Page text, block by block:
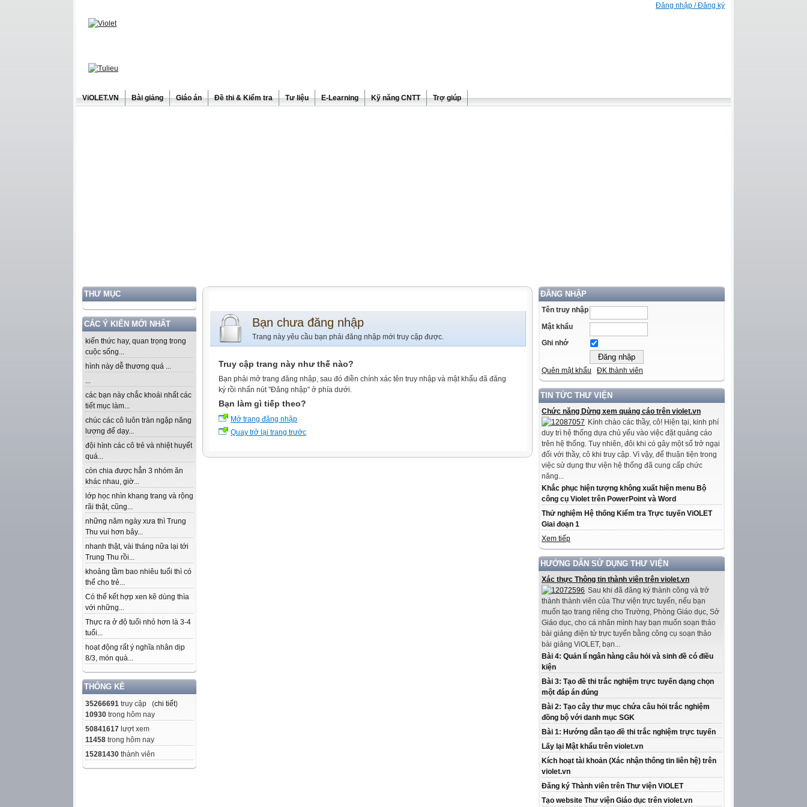
Đăng nhập / Đăng ký
ViOLET.VN Bài giảng Giáo án Đề thi & Kiểm tra Tư liệu E-Learning Kỹ năng CNTT Trợ giúp
THƯ MỤC
CÁC Ý KIẾN MỚI NHẤT
kiến thức hay, quan trọng trong
cuộc sống...
hình này dễ thương quá ...
...
các bạn này chắc khoái nhất các
tiết mục làm...
chúc các cô luôn tràn ngập năng
lượng để dạy...
đội hình các cô trẻ và nhiệt huyết
quá...
còn chia được hẳn 3 nhóm ăn
khác nhau, giờ...
lớp học nhìn khang trang và rộng
rãi thật, cũng...
những năm ngày xưa thì Trung
Thu vui hơn bây...
nhanh thật, vài tháng nữa lại tới
Trung Thu rồi...
khoảng tầm bao nhiêu tuổi thì có
thể cho trẻ...
Có thể kết hợp xen kẽ dùng thìa
với những...
Thực ra ở độ tuổi nhỏ hơn là 3-4
tuổi...
hoạt động rất ý nghĩa nhân dịp
8/3, món quà...
THỐNG KÊ
35266691 truy cập (chi tiết)
10930 trong hôm nay
50841617 lượt xem
11458 trong hôm nay
15281430 thành viên
ĐĂNG NHẬP
Tên truy nhập
Mật khẩu
Ghi nhớ
Quên mật khẩu ĐK thành viên
TIN TỨC THƯ VIỆN
Chức năng Dừng xem quảng cáo trên violet.vn
Kính chào các thầy, cô! Hiện tại, kinh phí
duy trì hệ thống dựa chủ yếu vào việc đặt quảng cáo
trên hệ thống. Tuy nhiên, đôi khi có gây một số trở ngại
đối với thầy, cô khi truy cập. Vì vậy, để thuận tiện trong
việc sử dụng thư viện hệ thống đã cung cấp chức
năng...
Khắc phục hiện tượng không xuất hiện menu Bộ
công cụ Violet trên PowerPoint và Word
Thử nghiệm Hệ thống Kiểm tra Trực tuyến ViOLET
Giai đoạn 1
Xem tiếp
HƯỚNG DẪN SỬ DỤNG THƯ VIỆN
Xác thực Thông tin thành viên trên violet.vn
Sau khi đã đăng ký thành công và trở
thành thành viên của Thư viện trực tuyến, nếu bạn
muốn tạo trang riêng cho Trường, Phòng Giáo dục, Sở
Giáo dục, cho cá nhân mình hay bạn muốn soạn thảo
bài giảng điện tử trực tuyến bằng công cụ soạn thảo
bài giảng ViOLET, bạn...
Bài 4: Quản lí ngân hàng câu hỏi và sinh đề có điều
kiện
Bài 3: Tạo đề thi trắc nghiệm trực tuyến dạng chọn
một đáp án đúng
Bài 2: Tạo cây thư mục chứa câu hỏi trắc nghiệm
đồng bộ với danh mục SGK
Bài 1: Hướng dẫn tạo đề thi trắc nghiệm trực tuyến
Lấy lại Mật khẩu trên violet.vn
Kích hoạt tài khoản (Xác nhận thông tin liên hệ) trên
violet.vn
Đăng ký Thành viên trên Thư viện ViOLET
Tạo website Thư viện Giáo dục trên violet.vn
Bạn chưa đăng nhập
Trang này yêu cầu bạn phải đăng nhập mới truy cập được.
Truy cập trang này như thế nào?
Bạn phải mở trang đăng nhập, sau đó điền chính xác tên truy nhập và mật khẩu đã đăng
ký rồi nhấn nút "Đăng nhập" ở phía dưới.
Bạn làm gì tiếp theo?
Mở trang đăng nhập
Quay trở lại trang trước